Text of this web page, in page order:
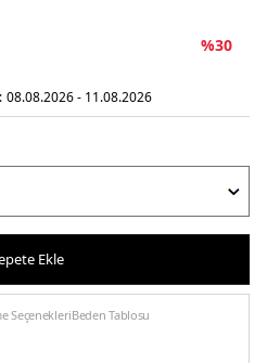
%30
08.08.2026 - 11.08.2026
Ekle
SeçenekleriBeden Tablosu